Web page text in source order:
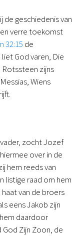
de geschiedenis van
verre toekomst
32:15 de
God varen, Die
zijns
Wiens
zocht Jozef
over in de
hem reeds van
listige raad om hem
van de broers
eens Jakob zijn
daardoor
Zijn Zoon, de